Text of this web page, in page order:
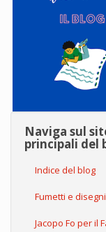
Naviga sul
principali del
Indice del blog
Fumetti e disegni
Jacopo Fo per il